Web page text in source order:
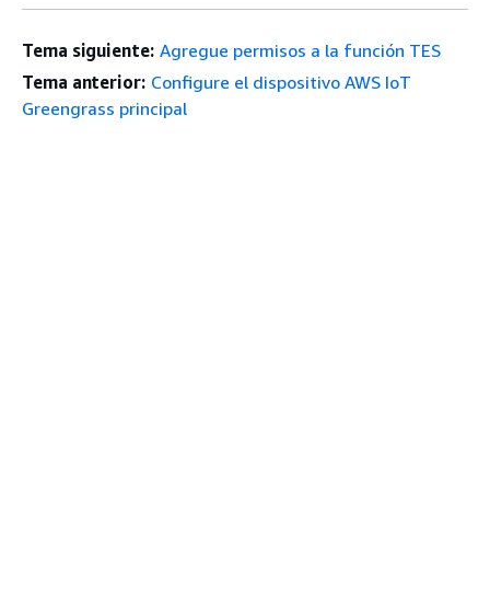
Tema siguiente: Agregue permisos a la función TES
Tema anterior: Configure el dispositivo AWS IoT
Greengrass principal